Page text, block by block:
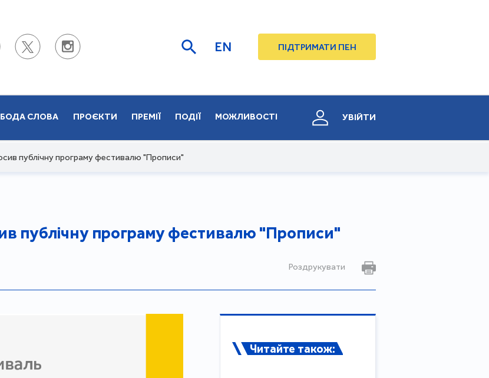
EN ПІДТРИМАТИ ПЕН
СЛОВА ПРОЄКТИ ПРЕМІЇ ПОДІЇ МОЖЛИВОСТІ УВІЙТИ
публічну програму фестивалю "Прописи"
публічну програму фестивалю "Прописи"
Роздрукувати
Читайте також: